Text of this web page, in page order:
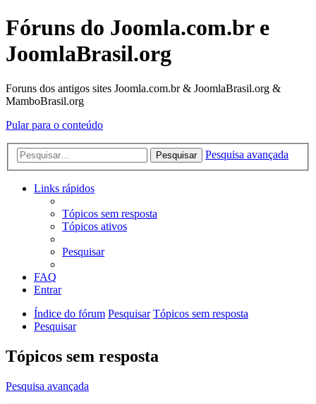
Fóruns do Joomla.com.br e
JoomlaBrasil.org
Foruns dos antigos sites Joomla.com.br & JoomlaBrasil.org &
MamboBrasil.org
Pular para o conteúdo
Pesquisar Pesquisa avançada
Links rápidos
Tópicos sem resposta
Tópicos ativos
Pesquisar
FAQ
Entrar
Índice do fórum Pesquisar Tópicos sem resposta
Pesquisar
Tópicos sem resposta
Pesquisa avançada